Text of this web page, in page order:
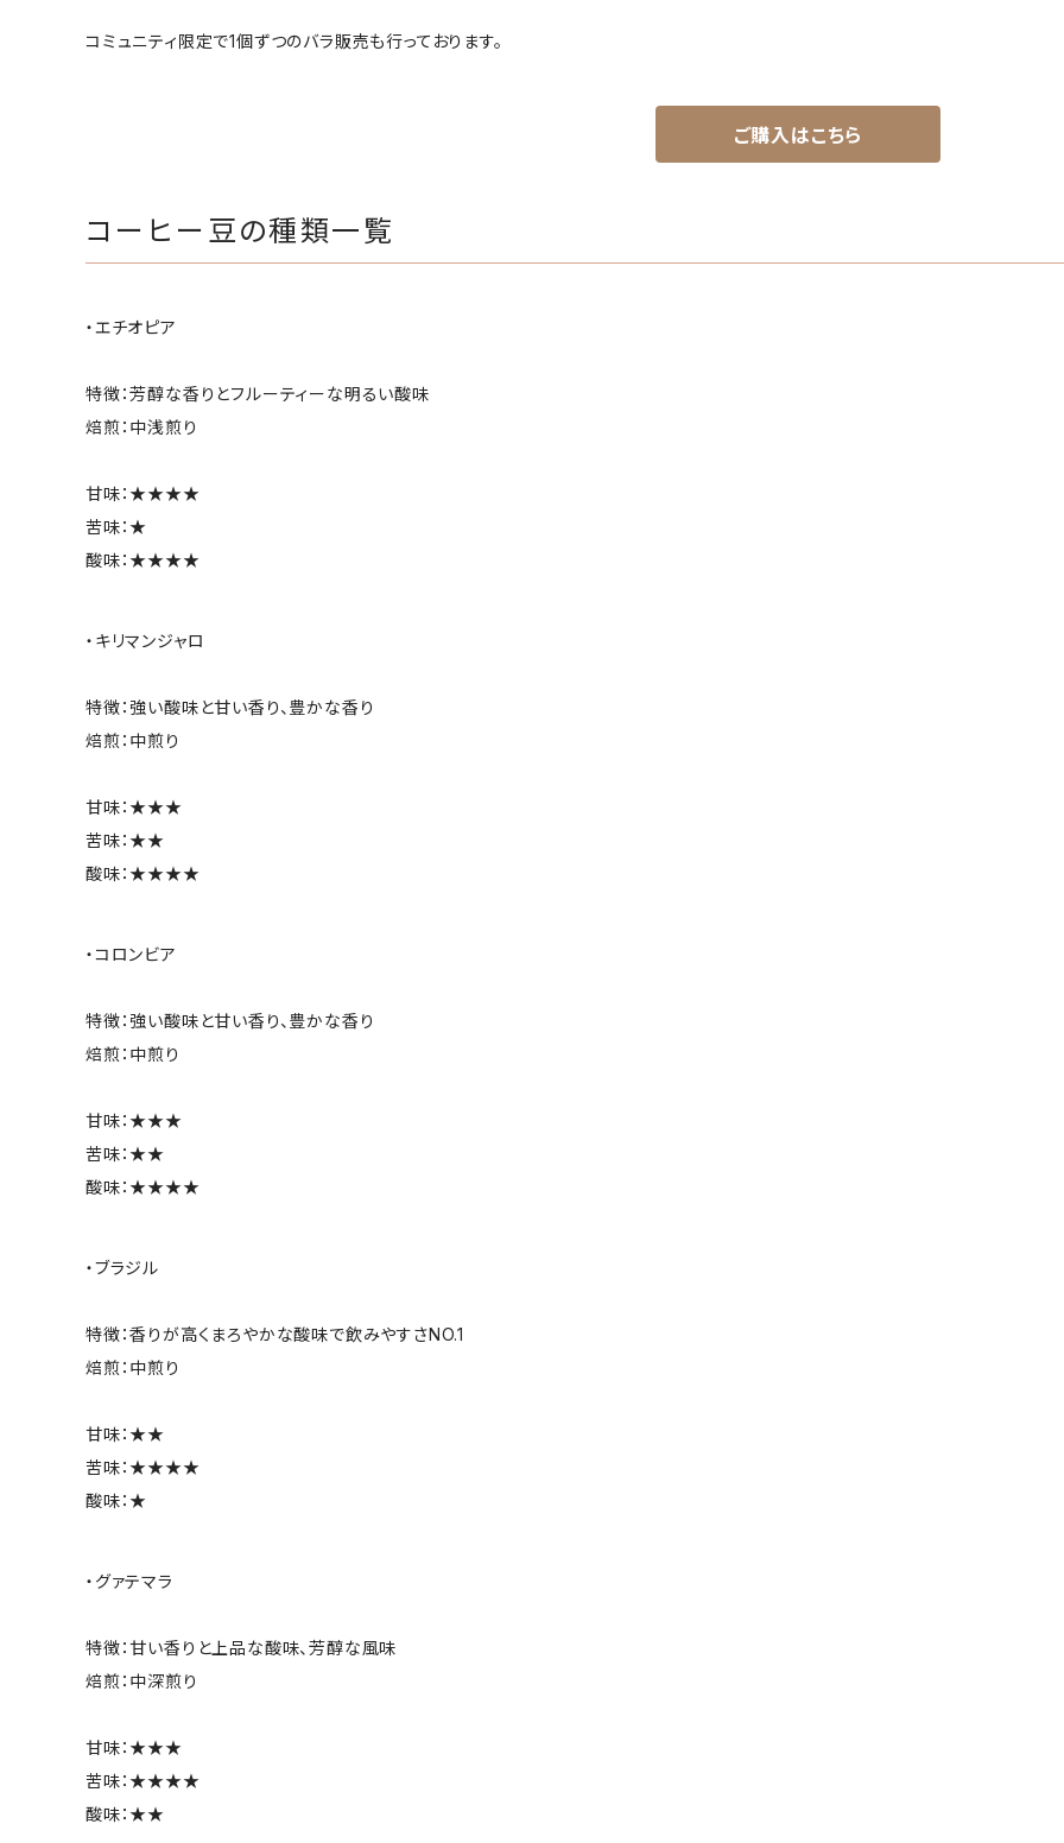
コミュニティ限定で1個ずつのバラ販売も行っております。
ご購入はこちら
コーヒー豆の種類一覧
・エチオピア
特徴：芳醇な香りとフルーティーな明るい酸味
焙煎：中浅煎り
甘味：★★★★
苦味：★
酸味：★★★★
・キリマンジャロ
特徴：強い酸味と甘い香り、豊かな香り
焙煎：中煎り
甘味：★★★
苦味：★★
酸味：★★★★
・コロンビア
特徴：強い酸味と甘い香り、豊かな香り
焙煎：中煎り
甘味：★★★
苦味：★★
酸味：★★★★
・ブラジル
特徴：香りが高くまろやかな酸味で飲みやすさNO.1
焙煎：中煎り
甘味：★★
苦味：★★★★
酸味：★
・グァテマラ
特徴：甘い香りと上品な酸味、芳醇な風味
焙煎：中深煎り
甘味：★★★
苦味：★★★★
酸味：★★